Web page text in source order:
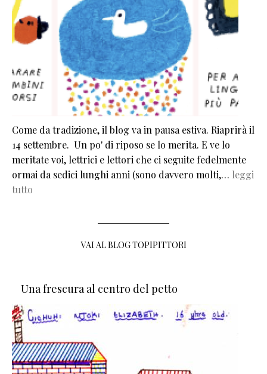
Come da tradizione, il blog va in pausa estiva. Riaprirà il
14 settembre. Un po' di riposo se lo merita. E ve lo
meritate voi, lettrici e lettori che ci seguite fedelmente
ormai da sedici lunghi anni (sono davvero molti,… leggi
tutto
VAI AL BLOG TOPIPITTORI
Una frescura al centro del petto